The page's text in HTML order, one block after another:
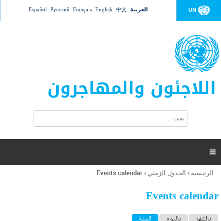
Jump to navigation UN العربية 中文
English
Français
Русский
Español
اللاجئون والمهاجرون
ت
ر
ل
ح
ب

أنت
هنا
الرئيسية › الجدول الزمني ›
Events calendar
Events calendar